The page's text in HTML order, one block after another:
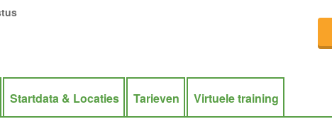
Startdata & Locaties Tarieven Virtuele training